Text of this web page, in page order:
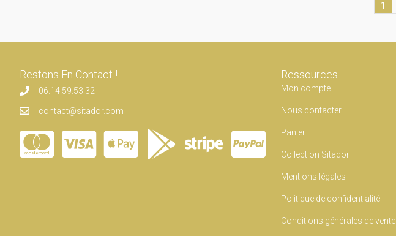
1
Restons En Contact !
06.14.59.53.32
contact@sitador.com
Ressources
Mon compte
Nous contacter
Panier
Collection Sitador
Mentions légales
Politique de confidentialité
Conditions générales de vente